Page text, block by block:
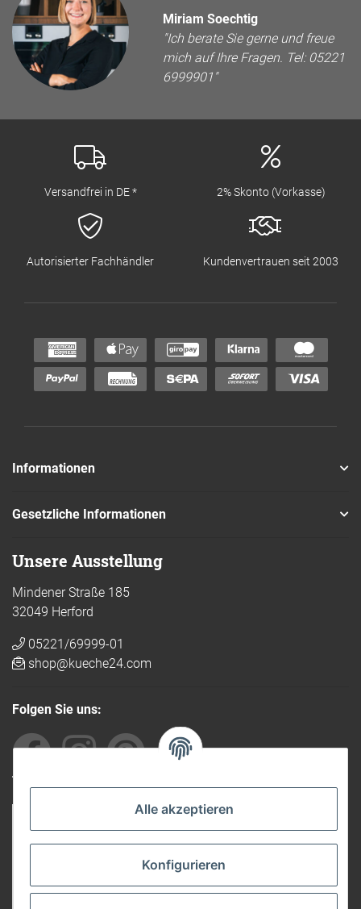
Alle akzeptieren
Konfigurieren
Miriam Soechtig
"Ich berate Sie gerne und freue
mich auf Ihre Fragen. Tel: 05221
6999901"
Versandfrei in DE * 2% Skonto (Vorkasse)
Autorisierter Fachhändler Kundenvertrauen seit 2003
Informationen
Gesetzliche Informationen
Unsere Ausstellung
Mindener Straße 185
32049 Herford
05221/69999-01
shop@kueche24.com
Folgen Sie uns:
Von anderen empfohlen